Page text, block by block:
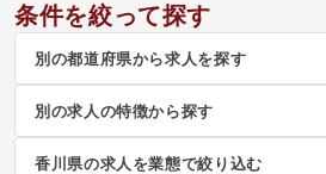
条件を絞って探す
別の都道府県から求人を探す
別の求人の特徴から探す
香川県の求人を業態で絞り込む